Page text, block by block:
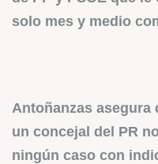
solo mes y medio
Antoñanzas asegura
un concejal del PR
ningún caso con